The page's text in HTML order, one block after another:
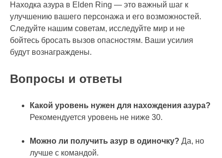
Находка азура в Elden Ring — это важный шаг к
улучшению вашего персонажа и его возможностей.
Следуйте нашим советам, исследуйте мир и не
бойтесь бросать вызов опасностям. Ваши усилия
будут вознаграждены.
Вопросы и ответы
Какой уровень нужен для нахождения азура?
Рекомендуется уровень не ниже 30.
Можно ли получить азур в одиночку? Да, но
лучше с командой.